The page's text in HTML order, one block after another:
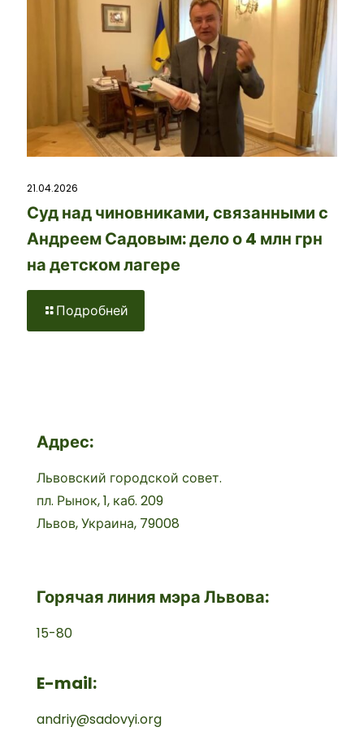
21.04.2026
Суд над чиновниками, связанными с
Андреем Садовым: дело о 4 млн грн
на детском лагере
Подробней
Адрес:
Львовский городской совет.
пл. Рынок, 1, каб. 209
Львов, Украина, 79008
Горячая линия мэра Львова:
15-80
E-mail:
andriy@sadovyi.org